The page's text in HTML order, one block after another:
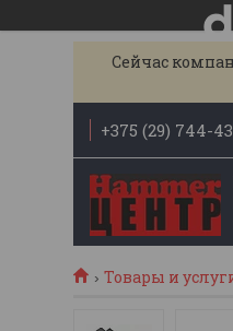
Сейчас
+375 (29) 744-
Товары и